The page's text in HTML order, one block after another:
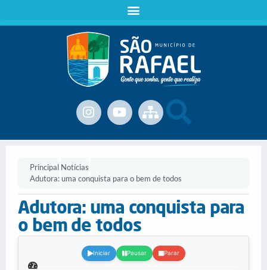
Principal Notícias
Adutora: uma conquista para o bem de todos
Adutora: uma conquista para
o bem de todos.
Iniciar Pausar Parar